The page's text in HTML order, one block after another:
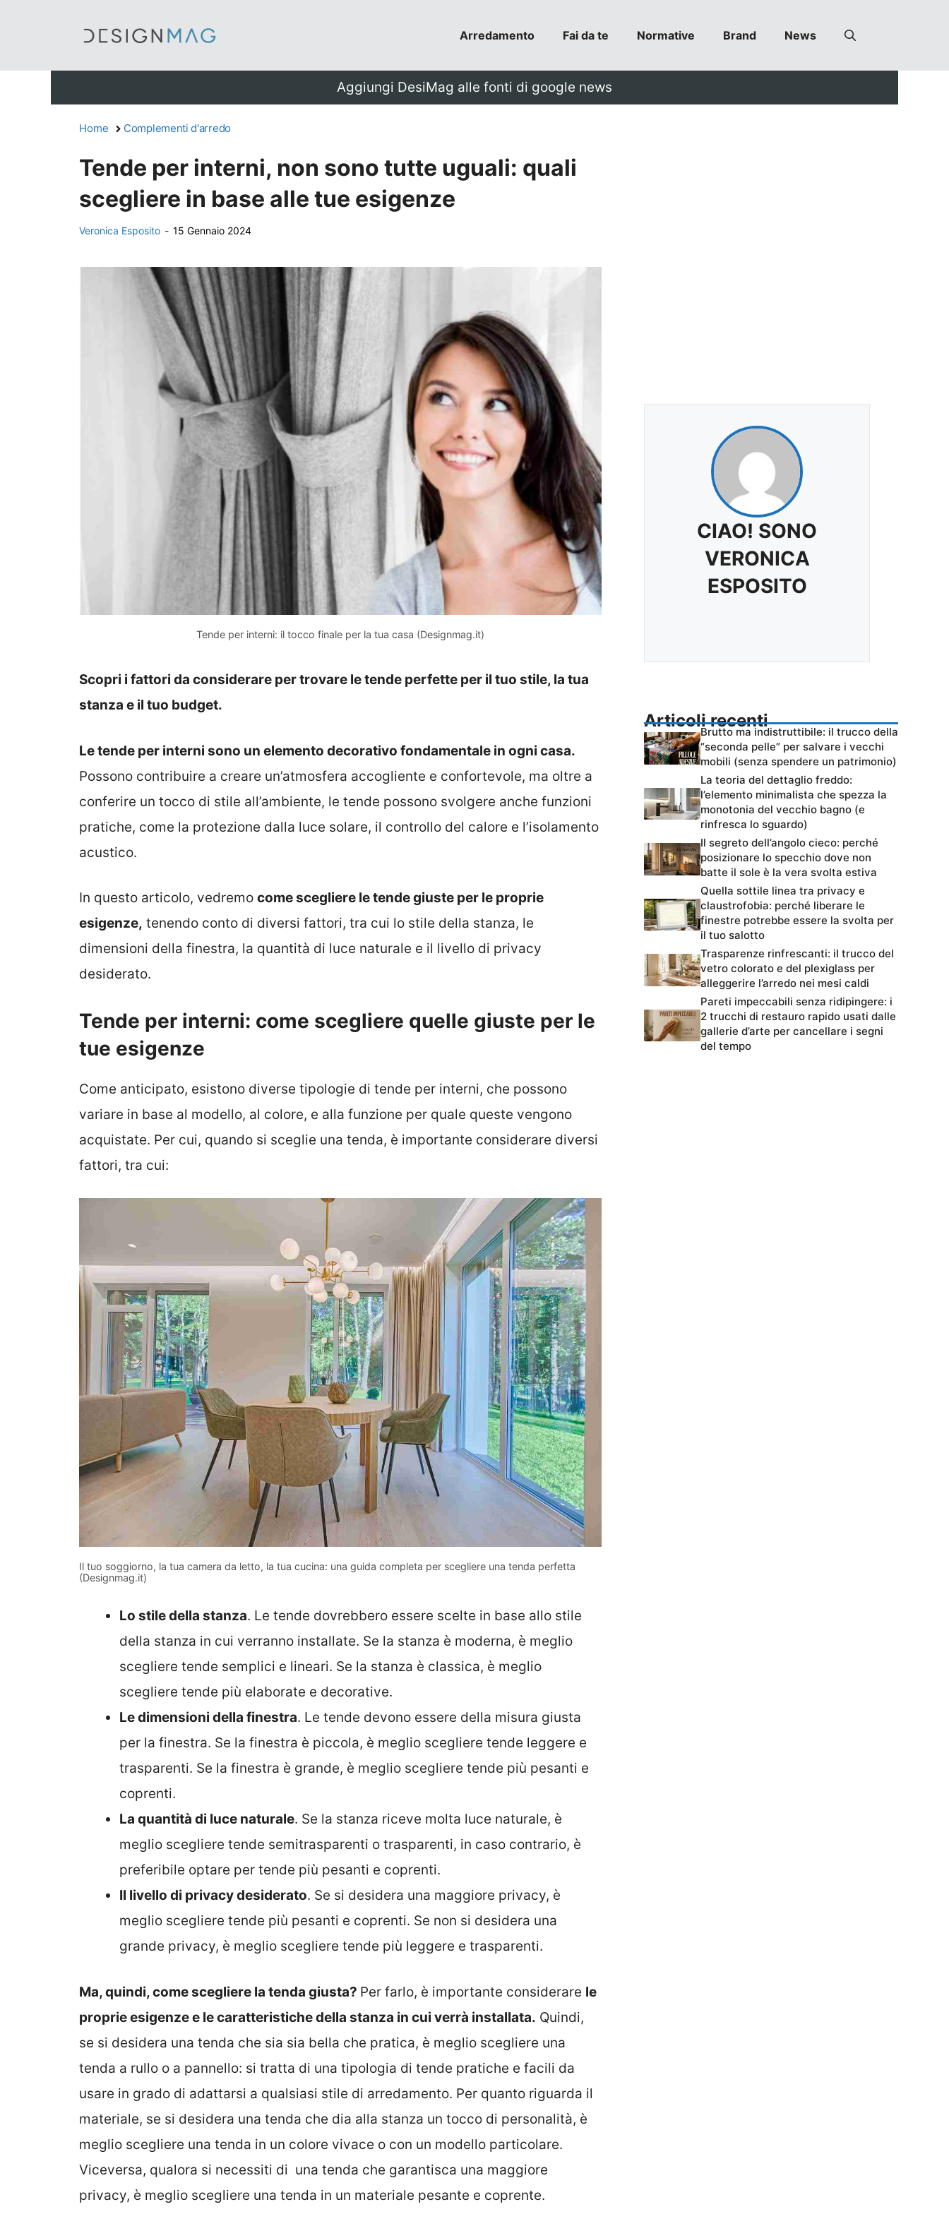
Arredamento Fai da te Normative Brand News
Aggiungi DesiMag alle fonti di google news
Home Complementi d'arredo
Tende per interni, non sono tutte uguali: quali
scegliere in base alle tue esigenze
Veronica Esposito - 15 Gennaio 2024
Tende per interni: il tocco finale per la tua casa (Designmag.it)
Scopri i fattori da considerare per trovare le tende perfette per il tuo stile, la tua
stanza e il tuo budget.
Le tende per interni sono un elemento decorativo fondamentale in ogni casa.
Possono contribuire a creare un’atmosfera accogliente e confortevole, ma oltre a
conferire un tocco di stile all’ambiente, le tende possono svolgere anche funzioni
pratiche, come la protezione dalla luce solare, il controllo del calore e l’isolamento
acustico.
In questo articolo, vedremo come scegliere le tende giuste per le proprie
esigenze, tenendo conto di diversi fattori, tra cui lo stile della stanza, le
dimensioni della finestra, la quantità di luce naturale e il livello di privacy
desiderato.
Tende per interni: come scegliere quelle giuste per le
tue esigenze
Come anticipato, esistono diverse tipologie di tende per interni, che possono
variare in base al modello, al colore, e alla funzione per quale queste vengono
acquistate. Per cui, quando si sceglie una tenda, è importante considerare diversi
fattori, tra cui:
Il tuo soggiorno, la tua camera da letto, la tua cucina: una guida completa per scegliere una tenda perfetta
(Designmag.it)
Lo stile della stanza. Le tende dovrebbero essere scelte in base allo stile
della stanza in cui verranno installate. Se la stanza è moderna, è meglio
scegliere tende semplici e lineari. Se la stanza è classica, è meglio
scegliere tende più elaborate e decorative.
Le dimensioni della finestra. Le tende devono essere della misura giusta
per la finestra. Se la finestra è piccola, è meglio scegliere tende leggere e
trasparenti. Se la finestra è grande, è meglio scegliere tende più pesanti e
coprenti.
La quantità di luce naturale. Se la stanza riceve molta luce naturale, è
meglio scegliere tende semitrasparenti o trasparenti, in caso contrario, è
preferibile optare per tende più pesanti e coprenti.
Il livello di privacy desiderato. Se si desidera una maggiore privacy, è
meglio scegliere tende più pesanti e coprenti. Se non si desidera una
grande privacy, è meglio scegliere tende più leggere e trasparenti.
Ma, quindi, come scegliere la tenda giusta? Per farlo, è importante considerare le
proprie esigenze e le caratteristiche della stanza in cui verrà installata. Quindi,
se si desidera una tenda che sia sia bella che pratica, è meglio scegliere una
tenda a rullo o a pannello: si tratta di una tipologia di tende pratiche e facili da
usare in grado di adattarsi a qualsiasi stile di arredamento. Per quanto riguarda il
materiale, se si desidera una tenda che dia alla stanza un tocco di personalità, è
meglio scegliere una tenda in un colore vivace o con un modello particolare.
Viceversa, qualora si necessiti di una tenda che garantisca una maggiore
privacy, è meglio scegliere una tenda in un materiale pesante e coprente.
CIAO! SONO
VERONICA
ESPOSITO
Articoli recenti
Brutto ma indistruttibile: il trucco della
“seconda pelle” per salvare i vecchi
mobili (senza spendere un patrimonio)
La teoria del dettaglio freddo:
l’elemento minimalista che spezza la
monotonia del vecchio bagno (e
rinfresca lo sguardo)
Il segreto dell’angolo cieco: perché
posizionare lo specchio dove non
batte il sole è la vera svolta estiva
Quella sottile linea tra privacy e
claustrofobia: perché liberare le
finestre potrebbe essere la svolta per
il tuo salotto
Trasparenze rinfrescanti: il trucco del
vetro colorato e del plexiglass per
alleggerire l’arredo nei mesi caldi
Pareti impeccabili senza ridipingere: i
2 trucchi di restauro rapido usati dalle
gallerie d’arte per cancellare i segni
del tempo